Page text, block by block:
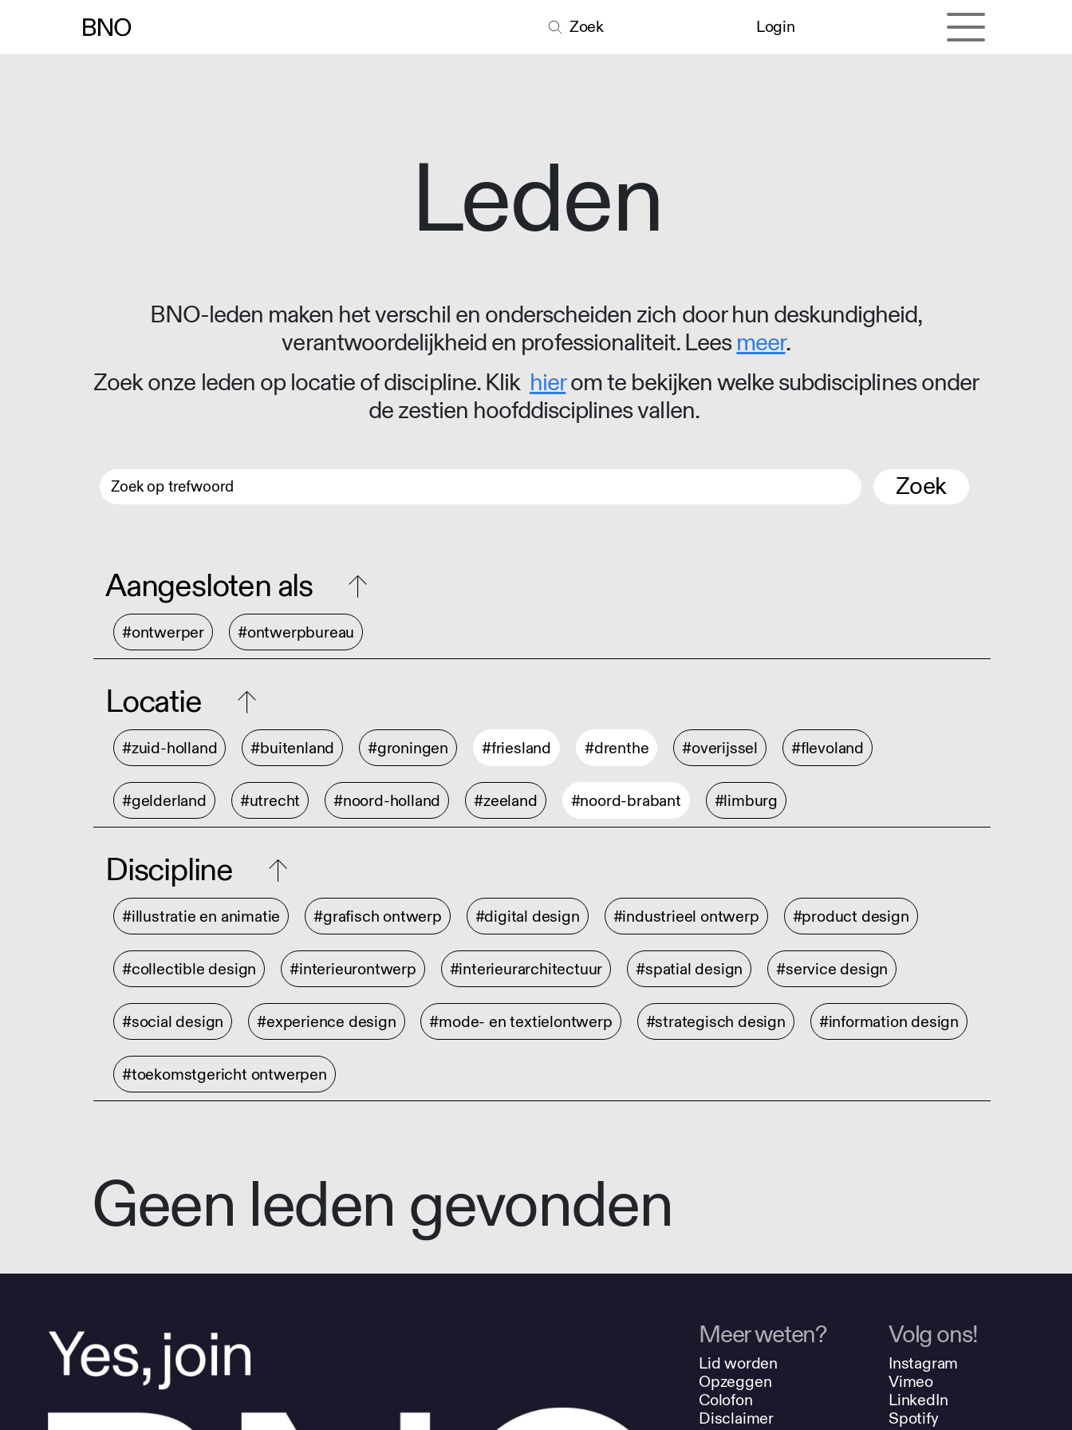
Zoek Login
Leden
BNO-leden maken het verschil en onderscheiden zich door hun deskundigheid,
verantwoordelijkheid en professionaliteit. Leesmeer.
Zoek onze leden op locatie of discipline. Klik hierom te bekijken welke subdisciplines onder
de zestien hoofddisciplines vallen.
Zoek
Aangesloten als
#ontwerper #ontwerpbureau
Locatie
#zuid-holland #buitenland #groningen #friesland #drenthe #overijssel #flevoland
#gelderland #utrecht #noord-holland #zeeland #noord-brabant #limburg
Discipline
#illustratie en animatie #grafisch ontwerp #digital design #industrieel ontwerp #product design
#collectible design #interieurontwerp #interieurarchitectuur #spatial design #service design
#social design #experience design #mode- en textielontwerp #strategisch design #information design
#toekomstgericht ontwerpen
Geen leden gevonden
Meer weten?
Lid worden
Opzeggen
Colofon
Disclaimer
Volg ons!
Instagram
Vimeo
LinkedIn
Spotify